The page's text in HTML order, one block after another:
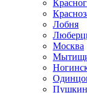
Лобня
Москва